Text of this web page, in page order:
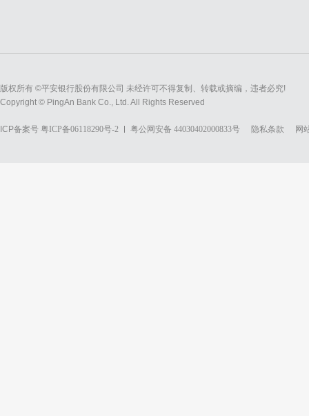
版权所有 ©平安银行股份有限公司 未经许可不得复制、转载或摘编，违者必究!
Copyright © PingAn Bank Co., Ltd. All Rights Reserved
ICP备案号 粤ICP备06118290号-2 粤公网安备 44030402000833号 隐私条款 网